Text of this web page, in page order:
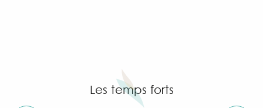
Grimaud Art Urbain - Festival de street art
Visite guidée du village de Grimaud (guide privée)
Exposition "Le château de Grimaud"
Les temps forts